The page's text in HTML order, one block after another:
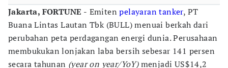
Jakarta, FORTUNE - Emitenpelayaran tanker, PT
Buana Lintas Lautan Tbk (BULL) menuai berkah dari
perubahan peta perdagangan energi dunia. Perusahaan
membukukan lonjakan laba bersih sebesar 141 persen
secara tahunan (year on year/YoY)menjadi US$14,2